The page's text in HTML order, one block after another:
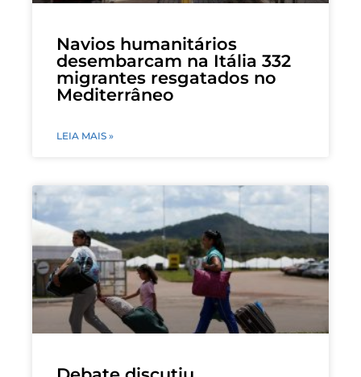
Navios humanitários
desembarcam na Itália 332
migrantes resgatados no
Mediterrâneo
LEIA MAIS »